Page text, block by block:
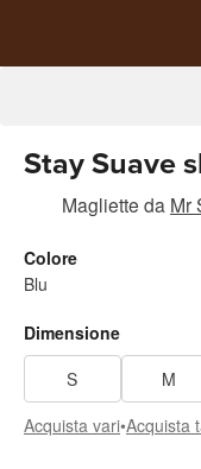
Stay Suave
Magliette da Mr
Colore
Blu
Dimensione
S
M
Acquista vari•Acquista